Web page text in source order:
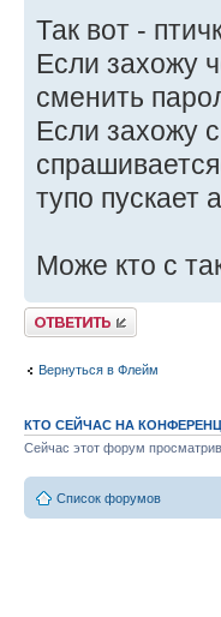
Так вот -
Если захожу
сменить
Если захожу
тупо пускает
Може кто с
Ответить
Вернуться в Флейм
КТО СЕЙЧАС НА
Сейчас этот форум
Список форумов